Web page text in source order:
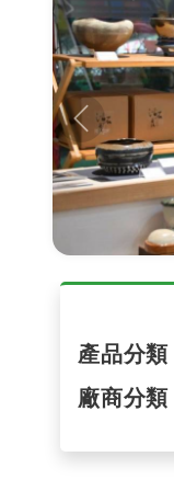
Previous
產品分類
廠商分類